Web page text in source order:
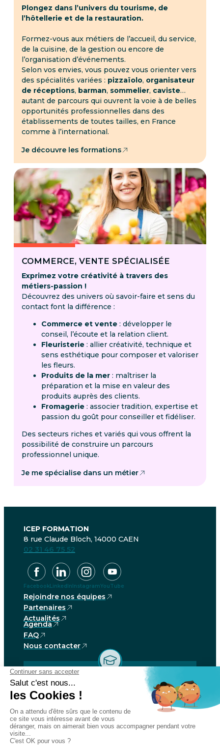
Plongez dans l’univers du tourisme, de
l’hôtellerie et de la restauration.
Formez-vous aux métiers de l’accueil, du service,
de la cuisine, de la gestion ou encore de
l’organisation d’événements.
Selon vos envies, vous pouvez vous orienter vers
des spécialités variées : pizzaïolo, organisateur
de réceptions, barman, sommelier, caviste…
autant de parcours qui ouvrent la voie à de belles
opportunités professionnelles dans des
établissements de toutes tailles, en France
comme à l’international.
Je découvre les formations
COMMERCE, VENTE SPÉCIALISÉE
Exprimez votre créativité à travers des
métiers-passion !
Découvrez des univers où savoir-faire et sens du
contact font la différence :
Commerce et vente : développer le
conseil, l’écoute et la relation client.
Fleuristerie : allier créativité, technique et
sens esthétique pour composer et valoriser
les fleurs.
Produits de la mer : maîtriser la
préparation et la mise en valeur des
produits auprès des clients.
Fromagerie : associer tradition, expertise et
passion du goût pour conseiller et fidéliser.
Des secteurs riches et variés qui vous offrent la
possibilité de construire un parcours
professionnel unique.
Je me spécialise dans un métier
ICEP FORMATION
8 rue Claude Bloch, 14000 CAEN
02 31 46 75 52
FacebookLinkedIn InstagramYouTube
Rejoindre nos équipes
Partenaires
Actualités
Agenda
FAQ
Nous contacter
NetYParéo